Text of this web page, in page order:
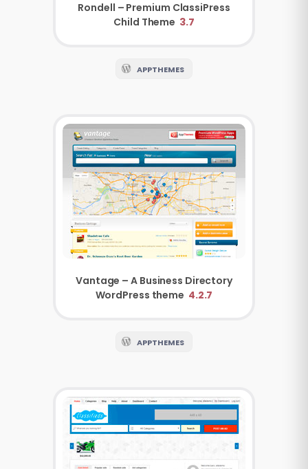
Rondell – Premium ClassiPress
Child Theme 3.7
APPTHEMES
Vantage – A Business Directory
WordPress theme 4.2.7
APPTHEMES